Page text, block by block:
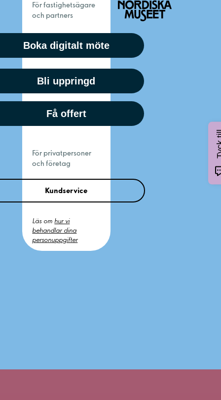
För fastighetsägare
och partners
Boka digitalt möte
Bli uppringd
Få offert
För privatpersoner
och företag
Kundservice
Läs om hur vi
behandlar dina
personuppgifter